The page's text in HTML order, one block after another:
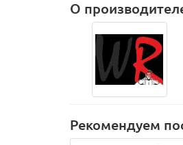
О
Рекомендуем